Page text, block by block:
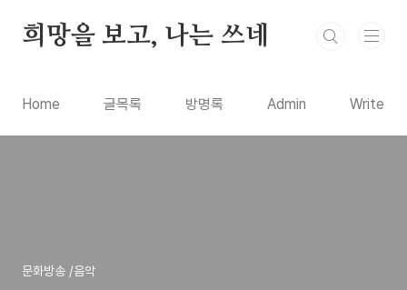
희망을 보고, 나는 쓰네
Home 글목록 방명록 Admin Write
문화방송 /음악